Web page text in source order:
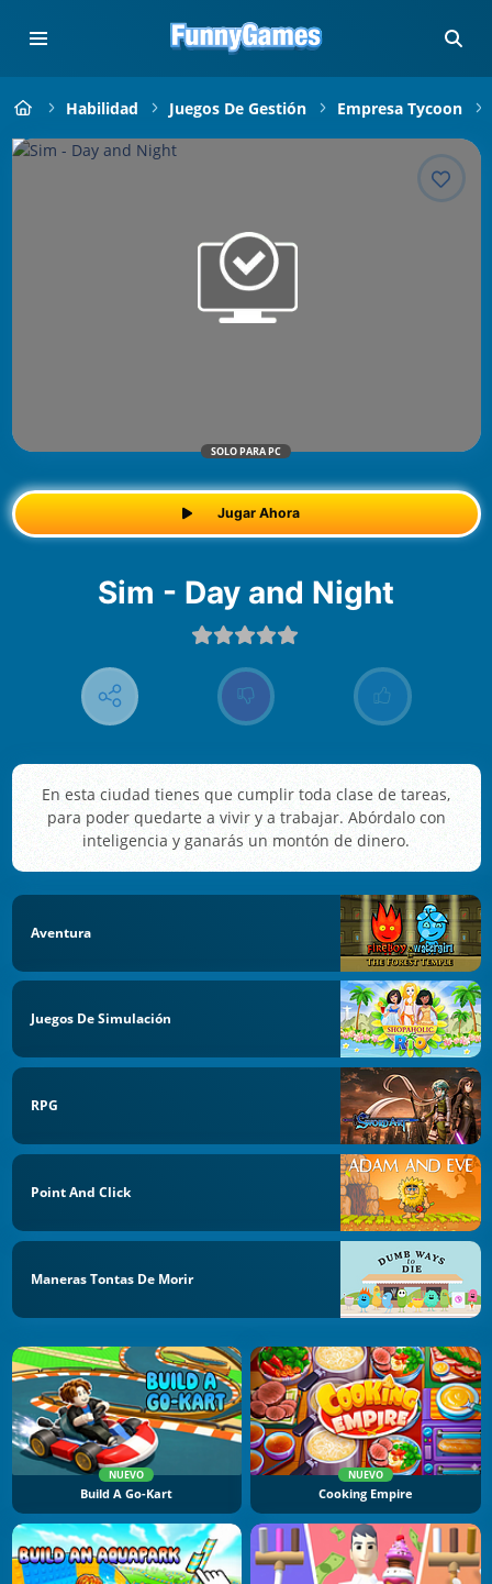
Habilidad Juegos De Gestión Empresa Tycoon
SOLO PARA PC
Jugar Ahora
Sim - Day and Night
En esta ciudad tienes que cumplir toda clase de tareas,
para poder quedarte a vivir y a trabajar. Abórdalo con
inteligencia y ganarás un montón de dinero.
Aventura
Juegos De Simulación
RPG
Point And Click
Maneras Tontas De Morir
NUEVO
Build A Go-Kart
NUEVO
Cooking Empire